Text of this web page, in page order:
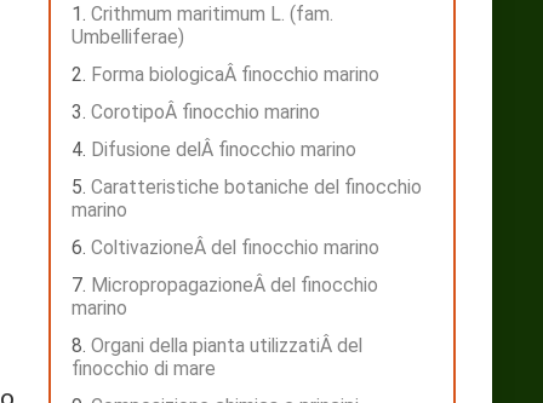
Crithmum maritimum L. (fam.
Umbelliferae)
Forma biologicaÂ finocchio marino
CorotipoÂ finocchio marino
Difusione delÂ finocchio marino
Caratteristiche botaniche del finocchio
marino
ColtivazioneÂ del finocchio marino
MicropropagazioneÂ del finocchio
marino
Organi della pianta utilizzatiÂ del
finocchio di mare